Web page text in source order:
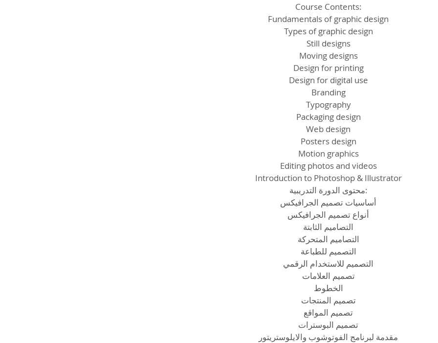
Course Contents:
Fundamentals of graphic design
Types of graphic design
Still designs
Moving designs
Design for printing
Design for digital use
Branding
Typography
Packaging design
Web design
Posters design
Motion graphics
Editing photos and videos
Introduction to Photoshop & Illustrator
محتوى الدورة التدريبية:
أساسيات تصميم الجرافيكس
أنواع تصميم الجرافيكس
التصاميم الثابتة
التصاميم المتحركة
التصميم للطباعة
التصميم للاستخدام الرقمي
تصميم العلامات
الخطوط
تصميم المنتجات
تصميم المواقع
تصميم البوسترات
مقدمة لبرنامج الفوتوشوب والايلوستريتور